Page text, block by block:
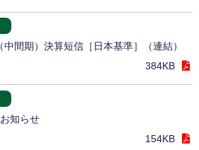
間期）決算短信［日本基準］（連結）
384KB
知らせ
154KB